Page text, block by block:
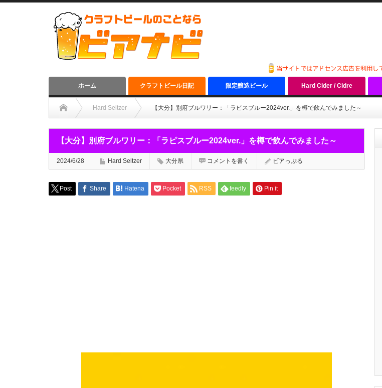
ホーム クラフトビール日記 限定醸造ビール Hard Cider / Cidre
Hard Seltzer 【大分】別府ブルワリー：「ラピスブルー2024ver.」を樽で飲んでみました～
【大分】別府ブルワリー：「ラピスブルー2024ver.」を樽で飲んでみました～
2024/6/28 Hard Seltzer 大分県 コメントを書く ビアっぷる
Post Share Hatena Pocket RSS feedly Pin it